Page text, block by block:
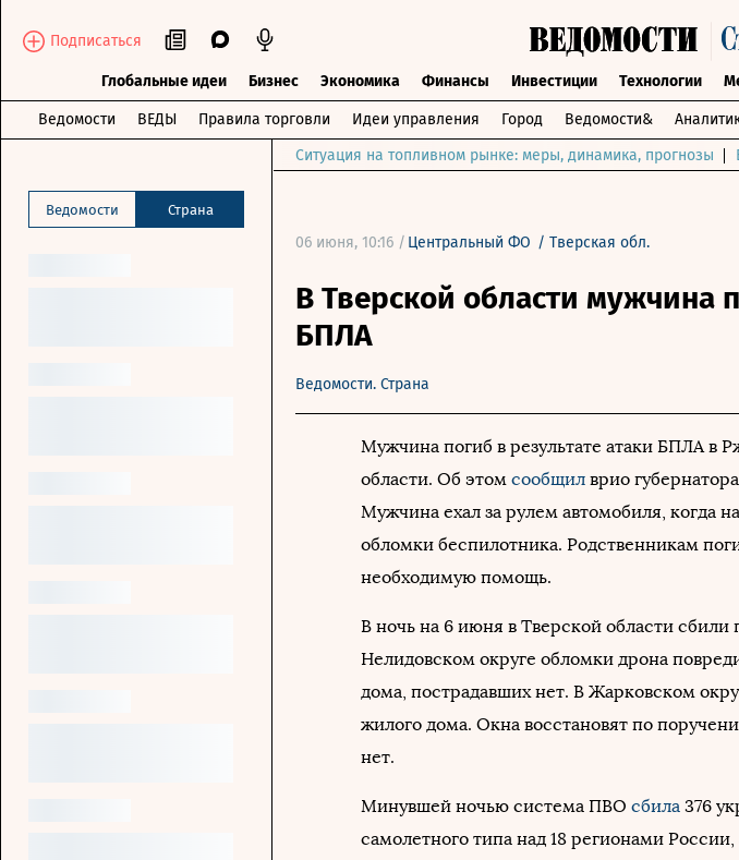
Подписаться
Глобальные идеи Бизнес Экономика Финансы Инвестиции Технологии
Ведомости ВЕДЫ Правила торговли Идеи управления Город Ведомости&
Ведомости Страна
Ситуация на топливном рынке: меры, динамика, прогнозы
06 июня, 10:16 / Центральный ФО / Тверская обл.
В Тверской области мужчина
БПЛА
Ведомости. Страна
Мужчина погиб в результате атаки БПЛА в
области. Об этом сообщил врио
Мужчина ехал за рулем автомобиля, когда
обломки беспилотника. Родственникам
необходимую помощь.
В ночь на 6 июня в Тверской области сбили
Нелидовском округе обломки дрона
дома, пострадавших нет. В Жарковском
жилого дома. Окна восстановят по
нет.
Минувшей ночью система ПВО сбила 376
самолетного типа над 18 регионами